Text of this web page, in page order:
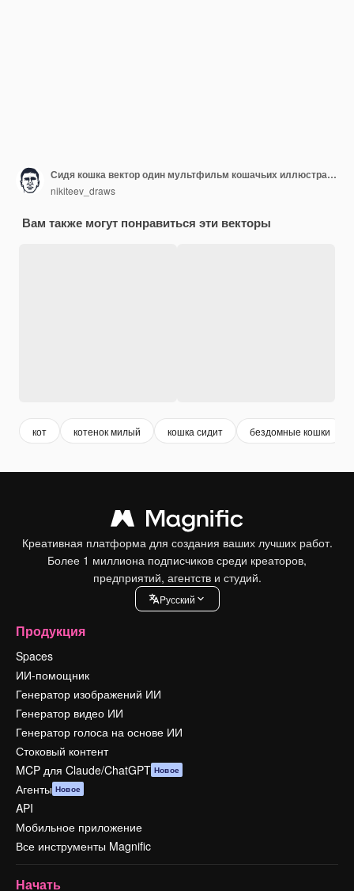
Сидя кошка вектор один мультфильм кошачьих иллюстрации
nikiteev_draws
Вам также могут понравиться эти векторы
кот котенок милый кошка сидит бездомные кошки
Креативная платформа для создания ваших лучших работ.
Более 1 миллиона подписчиков среди креаторов,
предприятий, агентств и студий.
Pусский
Продукция
Spaces
ИИ-помощник
Генератор изображений ИИ
Генератор видео ИИ
Генератор голоса на основе ИИ
Стоковый контент
MCP для Claude/ChatGPT Новое
Агенты Новое
API
Мобильное приложение
Все инструменты Magnific
Начать